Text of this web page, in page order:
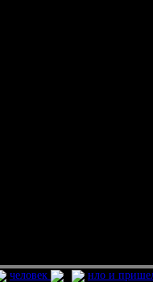
человек нло и